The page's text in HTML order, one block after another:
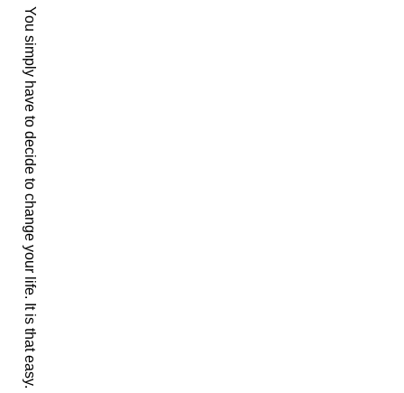
ー
シ
ョ
ンYou simply have to decide to change your life. It is that easy.